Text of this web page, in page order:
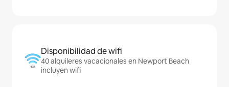
Disponibilidad de wifi
40 alquileres vacacionales en Newport Beach
incluyen wifi